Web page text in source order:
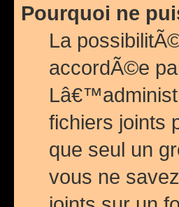
Pourquoi ne
La
accordÃ©e
fichiers joints
que seul un
vous ne